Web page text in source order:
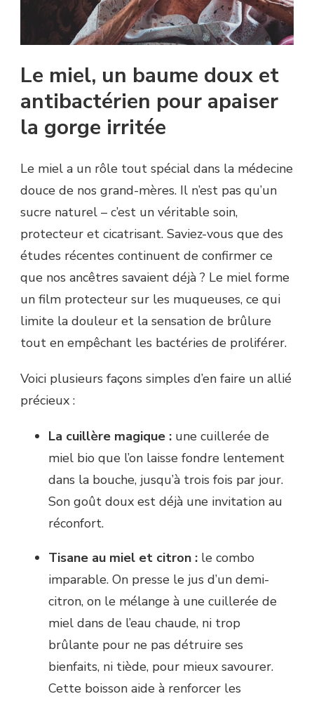
Le miel, un baume doux et
antibactérien pour apaiser
la gorge irritée
Le miel a un rôle tout spécial dans la médecine
douce de nos grand-mères. Il n’est pas qu’un
sucre naturel – c’est un véritable soin,
protecteur et cicatrisant. Saviez-vous que des
études récentes continuent de confirmer ce
que nos ancêtres savaient déjà ? Le miel forme
un film protecteur sur les muqueuses, ce qui
limite la douleur et la sensation de brûlure
tout en empêchant les bactéries de proliférer.
Voici plusieurs façons simples d’en faire un allié
précieux :
La cuillère magique : une cuillerée de
miel bio que l’on laisse fondre lentement
dans la bouche, jusqu’à trois fois par jour.
Son goût doux est déjà une invitation au
réconfort.
Tisane au miel et citron : le combo
imparable. On presse le jus d’un demi-
citron, on le mélange à une cuillerée de
miel dans de l’eau chaude, ni trop
brûlante pour ne pas détruire ses
bienfaits, ni tiède, pour mieux savourer.
Cette boisson aide à renforcer les